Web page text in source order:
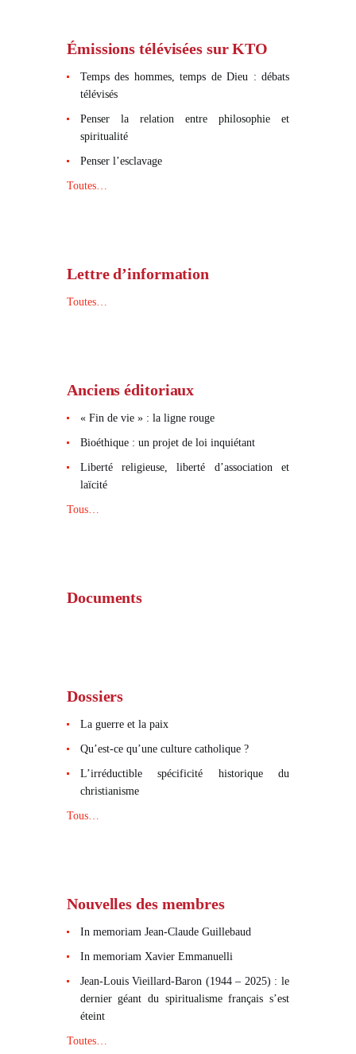
Émissions télévisées sur KTO
Temps des hommes, temps de Dieu : débats
télévisés
Penser la relation entre philosophie et
spiritualité
Penser l’esclavage
Toutes…
Lettre d’information
Toutes…
Anciens éditoriaux
« Fin de vie » : la ligne rouge
Bioéthique : un projet de loi inquiétant
Liberté religieuse, liberté d’association et
laïcité
Tous…
Documents
Dossiers
La guerre et la paix
Qu’est-ce qu’une culture catholique ?
L’irréductible spécificité historique du
christianisme
Tous…
Nouvelles des membres
In memoriam Jean-Claude Guillebaud
In memoriam Xavier Emmanuelli
Jean-Louis Vieillard-Baron (1944 – 2025) : le
dernier géant du spiritualisme français s’est
éteint
Toutes…